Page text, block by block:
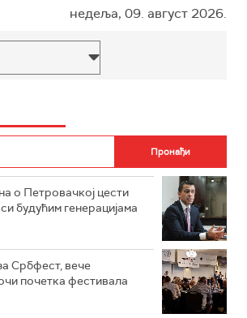
недеља, 09. август 2026.
о Петровачкој цести
будућим генерацијама
Србфест, вече
почетка фестивала